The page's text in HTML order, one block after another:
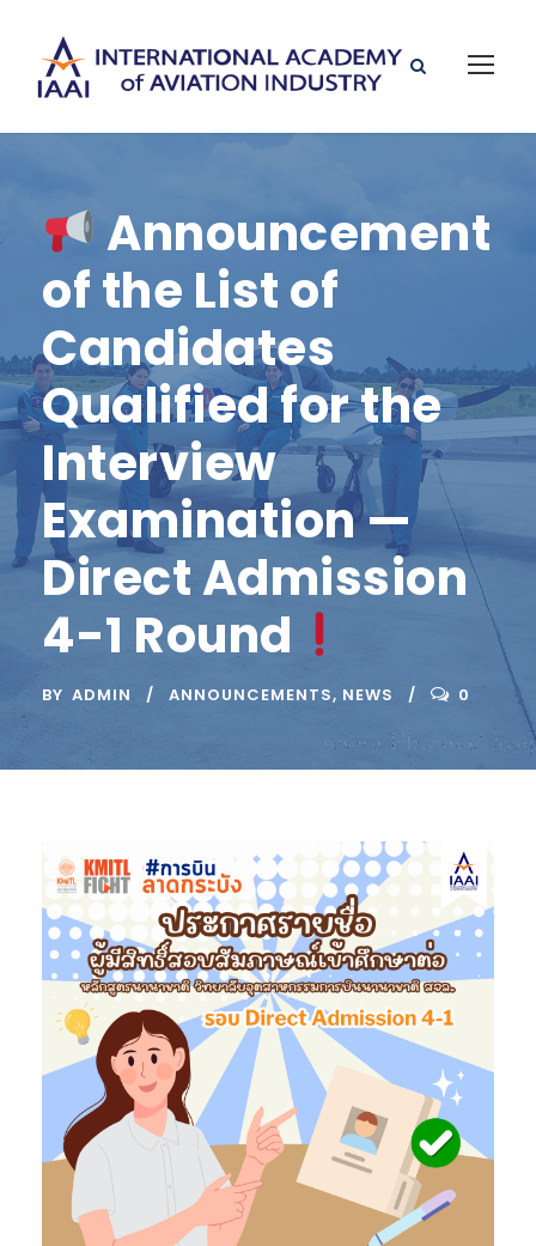
Announcement
of the List of
Candidates
Qualified for the
Interview
Examination —
Direct Admission
4-1 Round
BY ADMIN ANNOUNCEMENTS, NEWS 0